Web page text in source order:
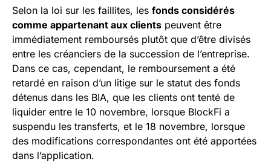
Selon la loi sur les faillites, les fonds considérés
comme appartenant aux clients peuvent être
immédiatement remboursés plutôt que d’être divisés
entre les créanciers de la succession de l’entreprise.
Dans ce cas, cependant, le remboursement a été
retardé en raison d’un litige sur le statut des fonds
détenus dans les BIA, que les clients ont tenté de
liquider entre le 10 novembre, lorsque BlockFi a
suspendu les transferts, et le 18 novembre, lorsque
des modifications correspondantes ont été apportées
dans l’application.